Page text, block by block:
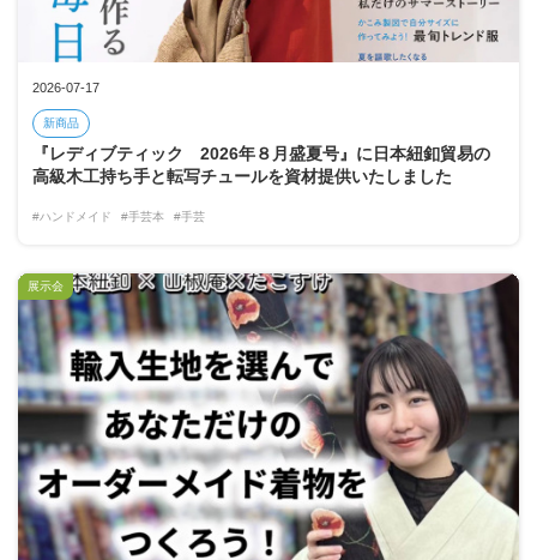
2026-07-17
新商品
『レディブティック 2026年８月盛夏号』に日本紐釦貿易の
高級木工持ち手と転写チュールを資材提供いたしました
#ハンドメイド #手芸本 #手芸
展示会